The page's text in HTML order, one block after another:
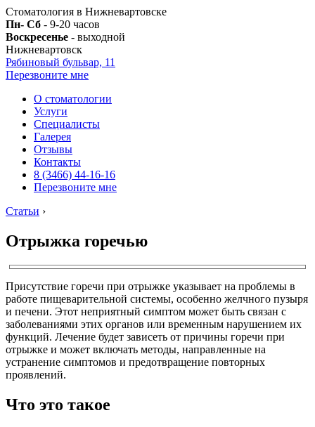
Стоматология в Нижневартовске
Пн- Сб - 9-20 часов
Воскресенье - выходной
Нижневартовск
Рябиновый бульвар, 11
Перезвоните мне
О стоматологии
Услуги
Специалисты
Галерея
Отзывы
Контакты
8 (3466) 44-16-16
Перезвоните мне
Статьи ›
Отрыжка горечью
Присутствие горечи при отрыжке указывает на проблемы в
работе пищеварительной системы, особенно желчного пузыря
и печени. Этот неприятный симптом может быть связан с
заболеваниями этих органов или временным нарушением их
функций. Лечение будет зависеть от причины горечи при
отрыжке и может включать методы, направленные на
устранение симптомов и предотвращение повторных
проявлений.
Что это такое